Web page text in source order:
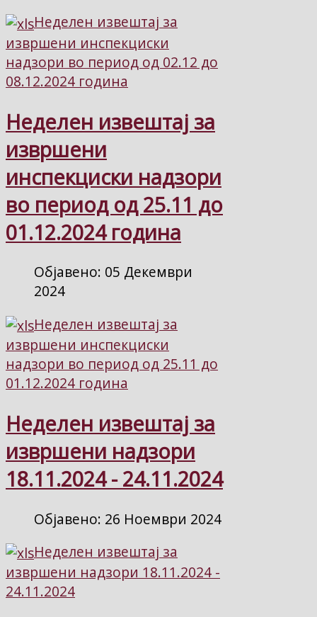
Неделен извештај за
извршени инспекциски
надзори во период од 02.12 до
08.12.2024 година
Неделен извештај за
извршени
инспекциски надзори
во период од 25.11 до
01.12.2024 година
Објавено: 05 Декември
2024
Неделен извештај за
извршени инспекциски
надзори во период од 25.11 до
01.12.2024 година
Неделен извештај за
извршени надзори
18.11.2024 - 24.11.2024
Објавено: 26 Ноември 2024
Неделен извештај за
извршени надзори 18.11.2024 -
24.11.2024